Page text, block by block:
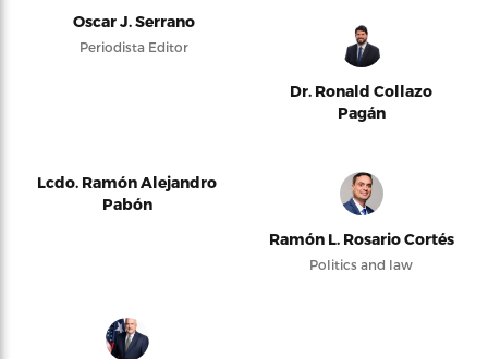
Oscar J. Serrano
Periodista Editor
Dr. Ronald Collazo
Pagán
Lcdo. Ramón Alejandro
Pabón
Ramón L. Rosario Cortés
Politics and law